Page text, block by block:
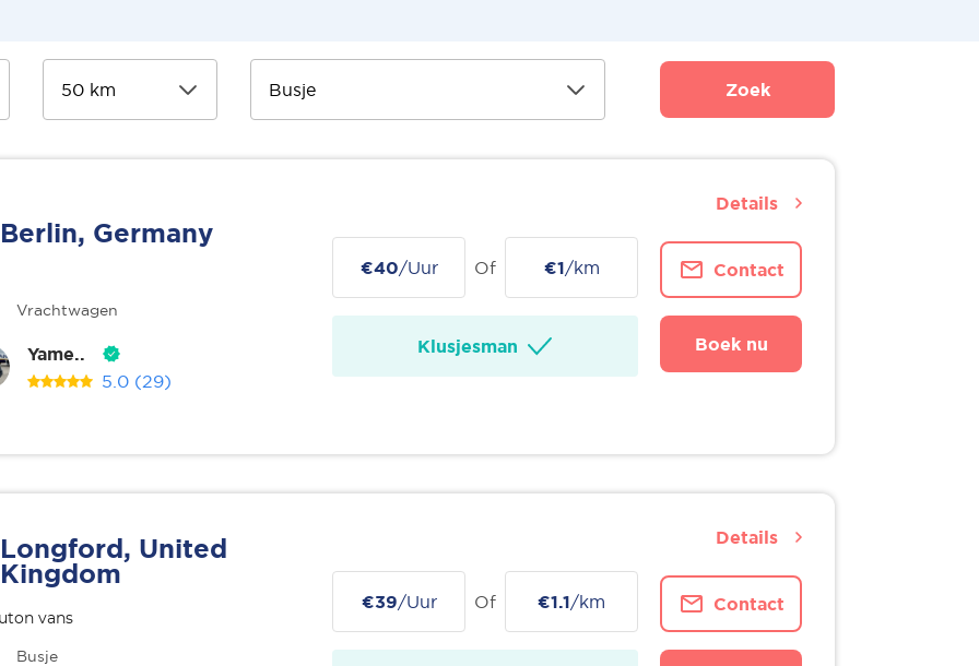
Zoek
Berlin, Germany
Vrachtwagen
Yame..
5.0 (29)
€40/Uur Of €1/km
Klusjesman
Contact
Boek nu
Details
Longford, United
Kingdom
vans
Busje
€39/Uur Of €1.1/km Contact
Details